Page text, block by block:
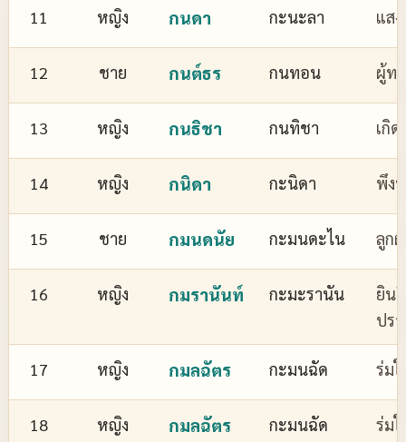
11 หญิง กนดา กะนะลา แสง
12 ชาย กนต์ธร กนทอน ผู้ท
13 หญิง กนธิชา กนทิชา เกิด
14 หญิง กนิดา กะนิดา พึง
15 ชาย กมนดนัย กะมนดะไน ลูก
16 หญิง กมรานันท์ กะมะรานัน
ยิน
ปร
17 หญิง กมลฉัตร กะมนฉัด ร่มใ
18 หญิง กมลฉัตร กะมนฉัด ร่มใ